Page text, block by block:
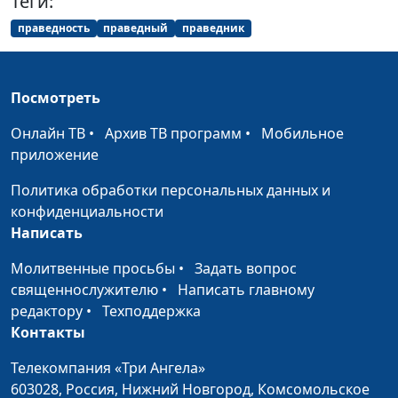
Библейский словарь: Благий
Библейский словарь: Праведный
Библейский словарь: Святой
Библейский словарь: Премудрый
Библейский словарь: Всемогущий
Библейский словарь: Всеведущий
Библейский словарь: Вездесущий
Библейский словарь: Вечный
Библейский словарь: Заступник
Библейский словарь: Спаситель #21
праведность праведный праведник
Посмотреть
Онлайн ТВ • Архив ТВ программ • Мобильное
приложение
Политика обработки персональных данных и
конфиденциальности
Написать
Молитвенные просьбы • Задать вопрос
священнослужителю • Написать главному
редактору • Техподдержка
Контакты
Телекомпания «Три Ангела»
603028, Россия, Нижний Новгород, Комсомольское